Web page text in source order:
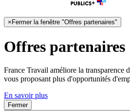
× Fermer la fenêtre "Offres partenaires"
Offres partenaires
France Travail améliore la transparence
vous proposant plus d'opportunités
En savoir plus
Fermer